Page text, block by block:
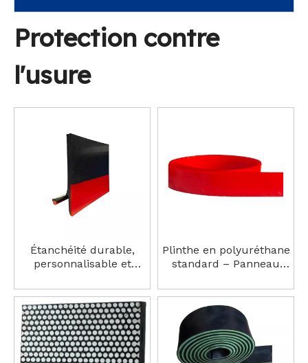
Protection contre
l'usure
Étanchéité durable,
personnalisable et
sécurité sur le lieu de
travail. Jupe en
caoutchouc
Plinthe en polyuréthane
standard – Panneau
l'usure et aux
déchirures, déflecteur
de goulotte